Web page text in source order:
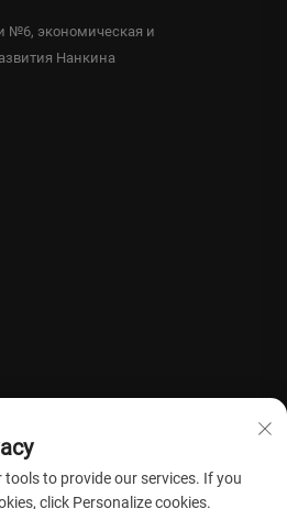
№6, экономическая и
Нанкина
tools to provide our services. If you
click Personalize cookies.